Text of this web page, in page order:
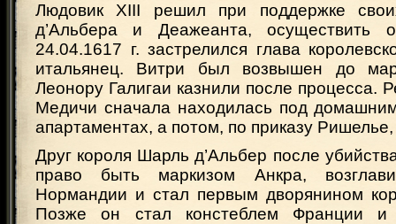
Людовик XIII решил при поддержке
д’Альбера и Деажеанта, осуществить
24.04.1617 г. застрелился глава
итальянец. Витри был возвышен до
Леонору Галигаи казнили после процесса.
Медичи сначала находилась под
апартаментах, а потом, по приказу
Друг короля Шарль д’Альбер после
право быть маркизом Анкра,
Нормандии и стал первым дворянином
Позже он стал констеблем Франции и